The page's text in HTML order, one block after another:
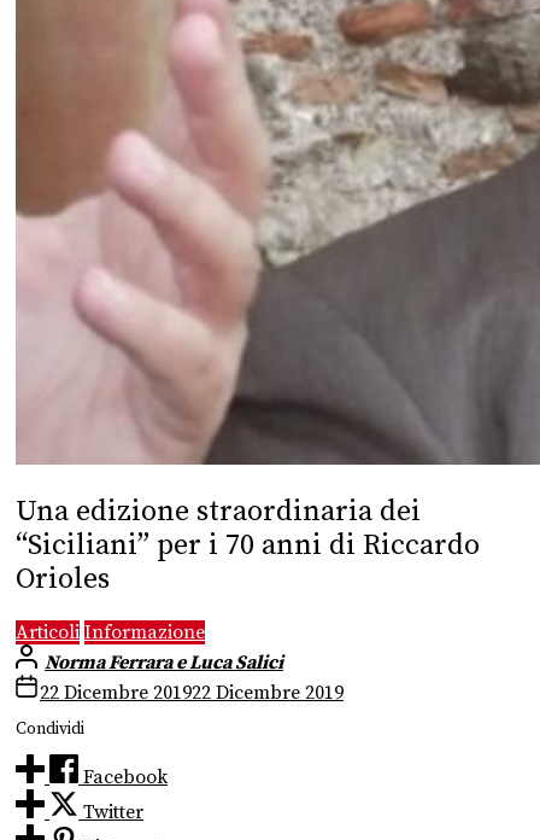
Una edizione straordinaria dei
“Siciliani” per i 70 anni di Riccardo
Orioles
Articoli Informazione
Norma Ferrara e Luca Salici
22 Dicembre 201922 Dicembre 2019
Condividi
Facebook
Twitter